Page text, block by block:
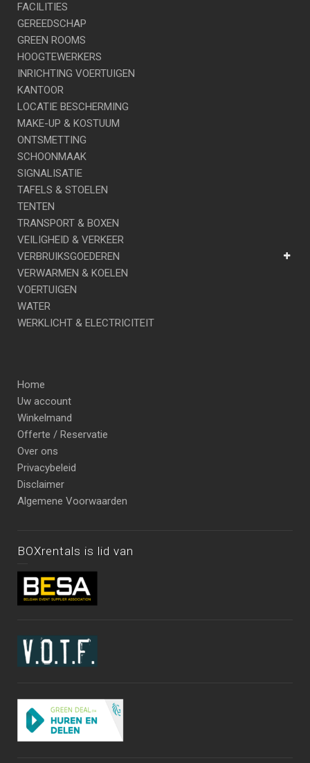
FACILITIES
GEREEDSCHAP
GREEN ROOMS
HOOGTEWERKERS
INRICHTING VOERTUIGEN
KANTOOR
LOCATIE BESCHERMING
MAKE-UP & KOSTUUM
ONTSMETTING
SCHOONMAAK
SIGNALISATIE
TAFELS & STOELEN
TENTEN
TRANSPORT & BOXEN
VEILIGHEID & VERKEER
VERBRUIKSGOEDEREN
VERWARMEN & KOELEN
VOERTUIGEN
WATER
WERKLICHT & ELECTRICITEIT
Home
Uw account
Winkelmand
Offerte / Reservatie
Over ons
Privacybeleid
Disclaimer
Algemene Voorwaarden
BOXrentals is lid van